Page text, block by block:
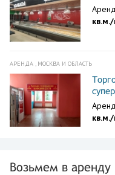
АРЕНДА , МОСКВА И ОБЛАСТЬ
Возьмем в аренду